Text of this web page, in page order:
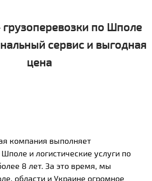
грузоперевозки по Шполе
сервис и выгодная
цена
компания выполняет
и логистические услуги по
8 лет. За это время, мы
области и Украине огромное